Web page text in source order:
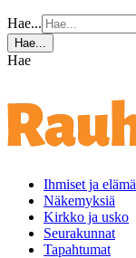
Hae...
Hae...
Hae
Ihmiset ja elämä
Näkemyksiä
Kirkko ja usko
Seurakunnat
Tapahtumat